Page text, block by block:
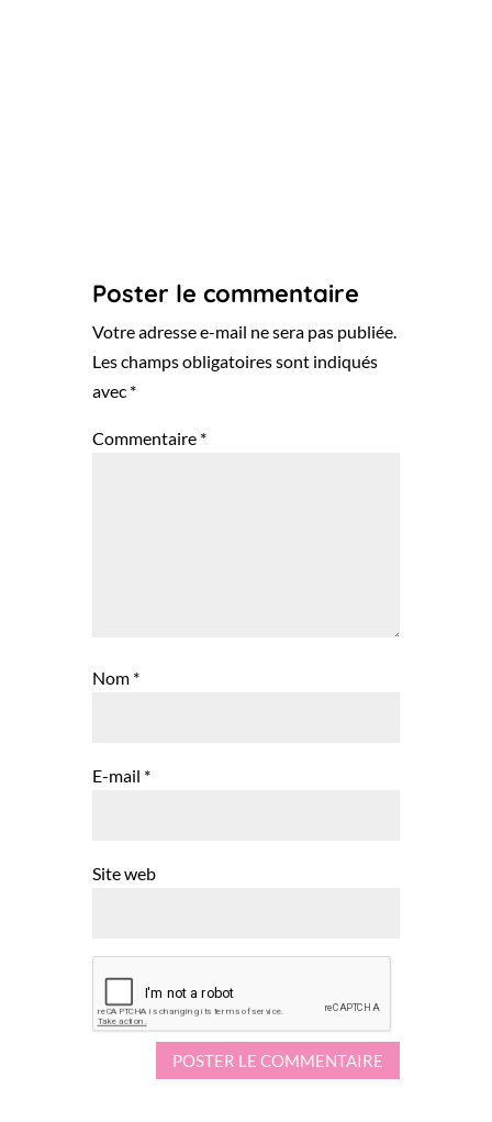
Poster le commentaire
Votre adresse e-mail ne sera pas publiée.
Les champs obligatoires sont indiqués
avec *
Commentaire *
Nom *
E-mail *
Site web